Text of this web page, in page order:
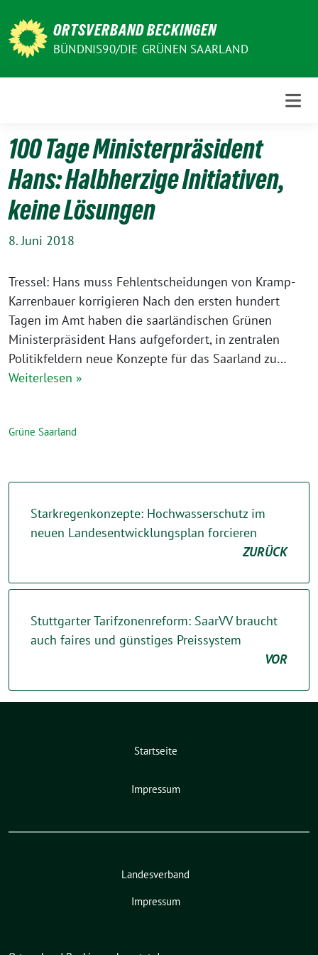
zum
Inhalt
ORTSVERBAND BECKINGEN
BÜNDNIS90/DIE GRÜNEN SAARLAND
100 Tage Ministerpräsident
Hans: Halbherzige Initiativen,
keine Lösungen
8. Juni 2018
Tressel: Hans muss Fehlentscheidungen von Kramp-
Karrenbauer korrigieren Nach den ersten hundert
Tagen im Amt haben die saarländischen Grünen
Ministerpräsident Hans aufgefordert, in zentralen
Politikfeldern neue Konzepte für das Saarland zu…
Weiterlesen »
Grüne Saarland
Starkregenkonzepte: Hochwasserschutz im
neuen Landesentwicklungsplan forcieren
ZURÜCK
Stuttgarter Tarifzonenreform: SaarVV braucht
auch faires und günstiges Preissystem
VOR
Startseite
Impressum
Landesverband
Impressum